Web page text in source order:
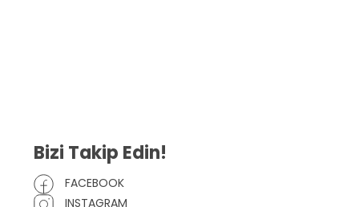
Bizi Takip Edin!
FACEBOOK
INSTAGRAM